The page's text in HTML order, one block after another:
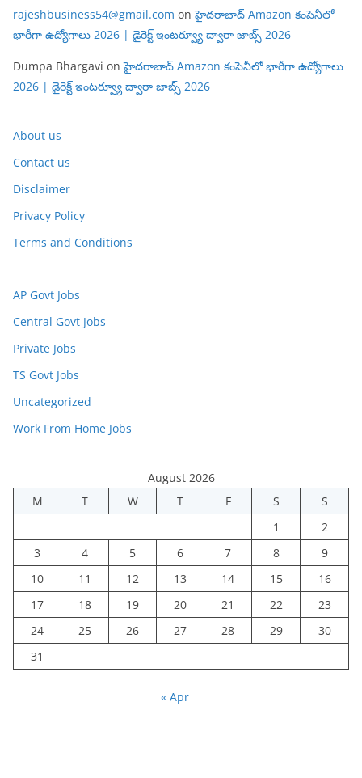
rajeshbusiness54@gmail.com onహైదరాబాద్ Amazon కంపెనీలో
భారీగా ఉద్యోగాలు 2026 | డైరెక్ట్ ఇంటర్వ్యూ ద్వారా జాబ్స్ 2026
Dumpa Bhargavi onహైదరాబాద్ Amazon కంపెనీలో భారీగా ఉద్యోగాలు
2026 | డైరెక్ట్ ఇంటర్వ్యూ ద్వారా జాబ్స్ 2026
About us
Contact us
Disclaimer
Privacy Policy
Terms and Conditions
AP Govt Jobs
Central Govt Jobs
Private Jobs
TS Govt Jobs
Uncategorized
Work From Home Jobs
August 2026
M
T W T F S
S
1
2
3
4 5 6 7 8
9
10
11 12 13 14 15
16
17
18 19 20 21 22
23
24
25 26 27 28 29
30
31
« Apr